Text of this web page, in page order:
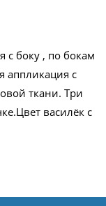
с боку , по бокам
аппликация с
ткани. Три
василёк с